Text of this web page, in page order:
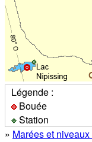
Légende :
Bouée
Station
» Marées et niveaux